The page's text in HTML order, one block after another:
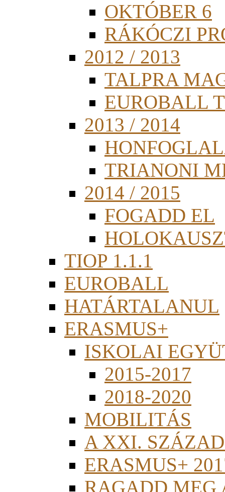
OKTÓBER 6
RÁKÓCZI
2012 / 2013
TALPRA
EUROBALL
2013 / 2014
TRIANONI
2014 / 2015
FOGADD EL
TIOP 1.1.1
EUROBALL
HATÁRTALANUL
ERASMUS+
ISKOLAI
2015-2017
2018-2020
MOBILITÁS
A XXI.
ERASMUS+
RAGADD MEG